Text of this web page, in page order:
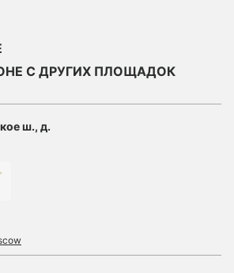
С ДРУГИХ ПЛОЩАДОК
ш., д.